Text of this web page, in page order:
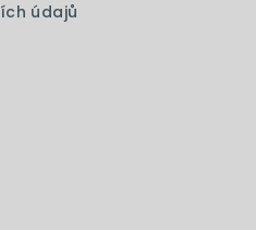
údajů